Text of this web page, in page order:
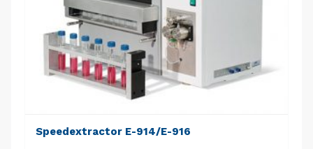
Speedextractor E-914/E-916